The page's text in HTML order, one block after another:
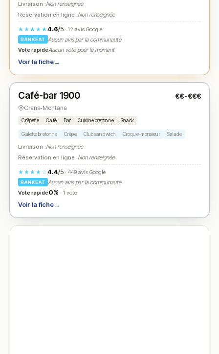
Livraison :Non renseignée
Réservation en ligne :Non renseignée
★★★★★4.6/5· 12 avis Google
RANKEAT
Aucun avis par la communauté
Vote rapideAucun vote pour le moment
Voir la fiche→
★ N° 2
Café-bar 1900 €€-€€€
Crans-Montana
Crêperie Café Bar Cuisine bretonne Snack
Galette bretonne Crêpe Club sandwich Croque-monsieur Salade
Livraison :Non renseignée
Réservation en ligne :Non renseignée
★★★★☆4.4/5· 449 avis Google
RANKEAT
Aucun avis par la communauté
Vote rapide0% · 1 vote
Voir la fiche→